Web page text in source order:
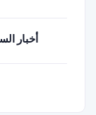
أخبار